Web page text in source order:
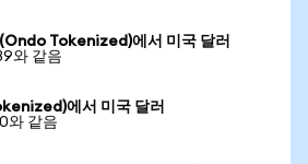
Tokenized)에서 미국 달러
와 같음
에서 미국 달러
와 같음